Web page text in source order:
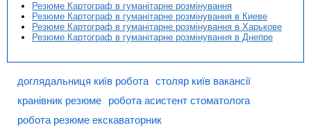
Резюме Картограф в гуманітарне розмінування
Резюме Картограф в гуманітарне розмінування в Киеве
Резюме Картограф в гуманітарне розмінування в Харькове
Резюме Картограф в гуманітарне розмінування в Днепре
доглядальниця київ робота столяр київ вакансії
кранівник резюме
робота асистент стоматолога
робота резюме екскаваторник